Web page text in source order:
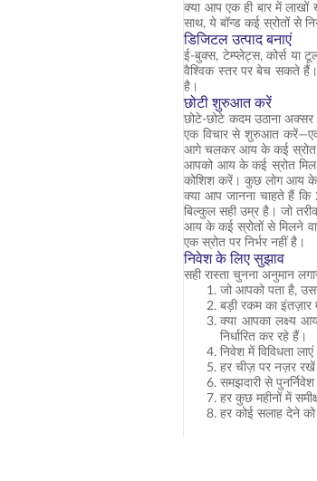
क्या आप एक ही बार में
साथ, ये बॉन्ड कई स्रोतों से
डिजिटल उत्पाद बनाएं
ई-बुक्स, टेम्प्लेट्स, कोर्स या
वैश्विक स्तर पर बेच सकते
है।
छोटी शुरुआत करें
छोटे-छोटे कदम उठाना
एक विचार से शुरुआत करें—एक
आगे चलकर आय के कई स्रोत
आपको आय के कई स्रोत मिल
कोशिश करें। कुछ लोग आय के
क्या आप जानना चाहते हैं
बिल्कुल सही उम्र है। जो
आय के कई स्रोतों से मिलने
एक स्रोत पर निर्भर नहीं है।
निवेश के लिए सुझाव
सही रास्ता चुनना अनुमान
जो आपको पता है,
बड़ी रकम का
क्या आपका लक्ष्य
निर्धारित कर रहे हैं।
निवेश में विविधता
हर चीज़ पर नज़र
समझदारी से
हर कुछ महीनों में
हर कोई सलाह देने